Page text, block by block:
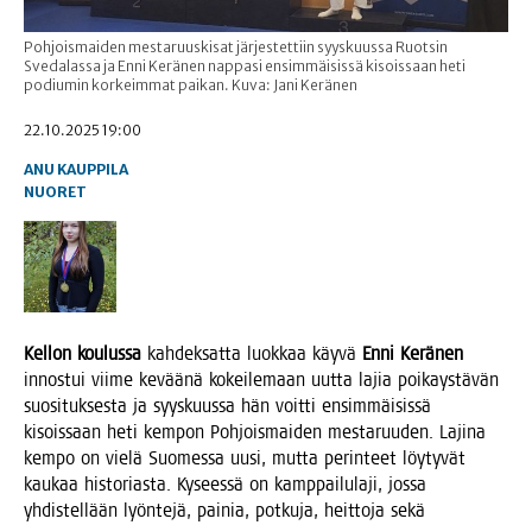
Pohjoismaiden mestaruuskisat järjestettiin syyskuussa Ruotsin
Svedalassa ja Enni Keränen nappasi ensimmäisissä kisoissaan heti
podiumin korkeimmat paikan. Kuva: Jani Keränen
22.10.2025 19:00
ANU KAUPPILA
NUORET
Kel­lon kou­lus­sa kah­dek­sat­ta luok­kaa käy­vä Enni Kerä­nen
innos­tui vii­me kevää­nä kokei­le­maan uut­ta lajia poi­kays­tä­vän
suo­si­tuk­ses­ta ja syys­kuus­sa hän voit­ti ensim­mäi­sis­sä
kisois­saan heti kem­pon Poh­jois­mai­den mes­ta­ruu­den. Laji­na
kem­po on vie­lä Suo­mes­sa uusi, mut­ta perin­teet löy­ty­vät
kau­kaa his­to­rias­ta. Kysees­sä on kamp­pai­lu­la­ji, jos­sa
yhdis­tel­lään lyön­te­jä, pai­nia, pot­ku­ja, heit­to­ja sekä